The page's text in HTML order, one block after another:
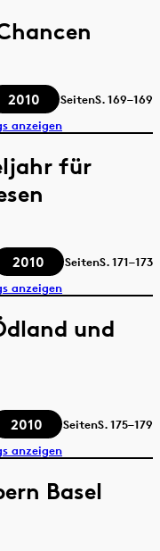
2010 SeitenS.169–169
anzeigen
für
2010 SeitenS.171–173
anzeigen
und
2010 SeitenS.175–179
anzeigen
Basel